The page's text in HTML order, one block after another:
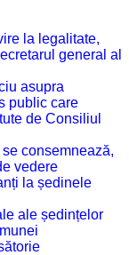
la legalitate,
general al
asupra
public care
de Consiliul
consemnează,
vedere
la ședinele
ale ședințelor